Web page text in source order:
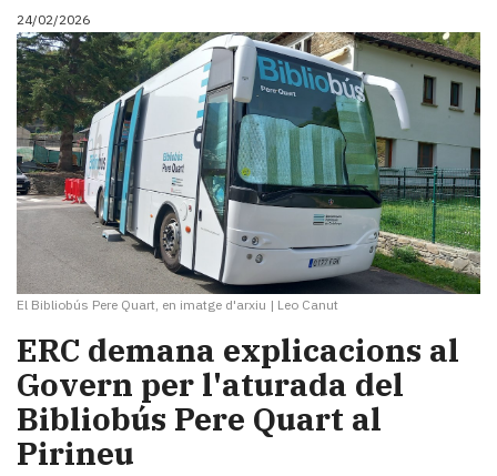
24/02/2026
El Bibliobús Pere Quart, en imatge d'arxiu | Leo Canut
ERC demana explicacions al
Govern per l'aturada del
Bibliobús Pere Quart al
Pirineu